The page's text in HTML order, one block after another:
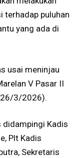
terhadap puluhan
yang ada di
usai meninjau
V Pasar II
3/2026).
didampingi Kadis
Plt Kadis
Sekretaris